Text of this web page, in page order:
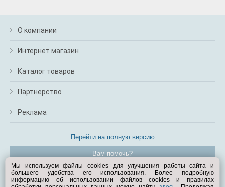
О компании
Интернет магазин
Каталог товаров
Партнерство
Реклама
Перейти на полную версию
Вам помочь?
© Exist.ru 1998—2026
Мы используем файлы cookies для улучшения работы сайта и
большего удобства его использования. Более подробную
информацию об использовании файлов cookies и правилах